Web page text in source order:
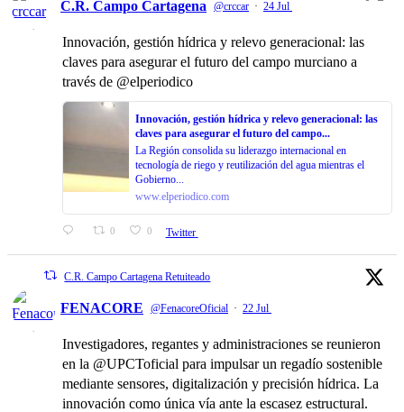
C.R. Campo Cartagena @crccar · 24 Jul
Innovación, gestión hídrica y relevo generacional: las
claves para asegurar el futuro del campo murciano a
través de @elperiodico
Innovación, gestión hídrica y relevo generacional: las
claves para asegurar el futuro del campo...
La Región consolida su liderazgo internacional en
tecnología de riego y reutilización del agua mientras el
Gobierno...
www.elperiodico.com
0 0 Twitter
C.R. Campo Cartagena Retuiteado
FENACORE @FenacoreOficial · 22 Jul
Investigadores, regantes y administraciones se reunieron
en la @UPCToficial para impulsar un regadío sostenible
mediante sensores, digitalización y precisión hídrica. La
innovación como única vía ante la escasez estructural.